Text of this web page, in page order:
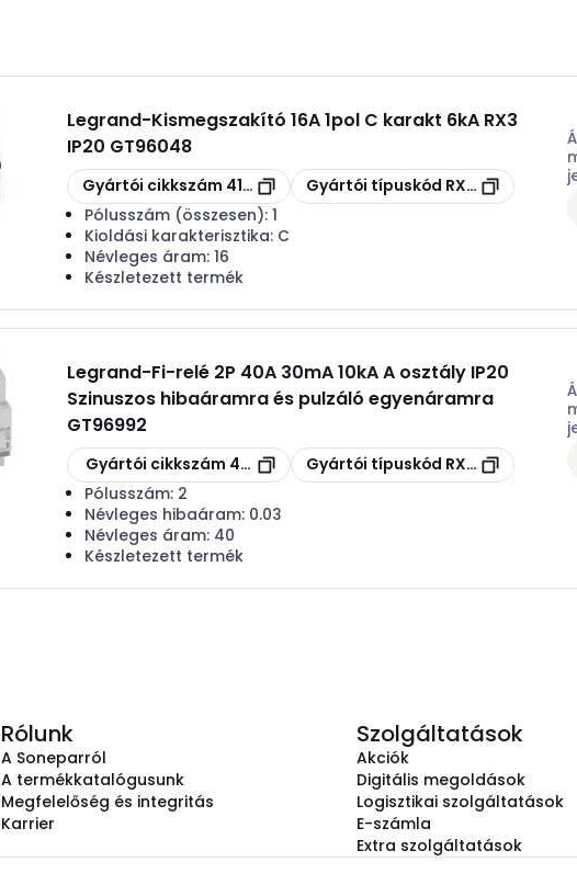
Legrand-Kismegszakító 16A 1pol C karakt 6kA RX3
IP20 GT96048
Másolás
Gyártói cikkszám 419202 Másolás
Gyártói típuskód RX3 419202
Pólusszám (összesen):1
Kioldási karakterisztika: C
Névleges áram:16
Készletezett termék
Legrand-Fi-relé 2P 40A 30mA 10kA A osztály IP20
Szinuszos hibaáramra és pulzáló egyenáramra
GT96992
Másolás
Gyártói cikkszám 402037Másolás
Gyártói típuskód RX3 402037
Pólusszám: 2
Névleges hibaáram: 0.03
Névleges áram: 40
Készletezett termék
Rólunk
A Soneparról
A termékkatalógusunk
Megfelelőség és integritás
Karrier
Szolgáltatások
Akciók
Digitális megoldások
Logisztikai szolgáltatások
E-számla
Extra szolgáltatások